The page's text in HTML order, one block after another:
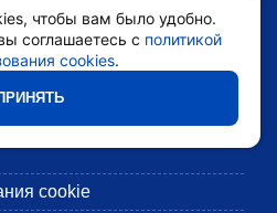
cookie
чтобы вам было удобно.
соглашаетесь с политикой
cookies.